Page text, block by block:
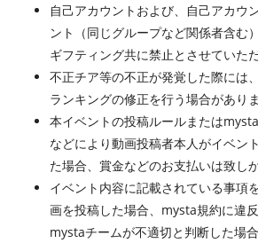
自己アカウントおよび、自己アカウ
ント（同じグループなど関係者含む
ギフティング共に禁止とさせていた
不正チア等の不正が発覚した際には
ランキングの修正を行う場合がありま
本イベントの投稿ルールまたは
などにより動画投稿者本人がイベン
た場合、賞金などのお支払いは致し
イベント内容に記載されている事項
画を投稿した場合、mysta規約に違
mystaチームが不適切と判断した場